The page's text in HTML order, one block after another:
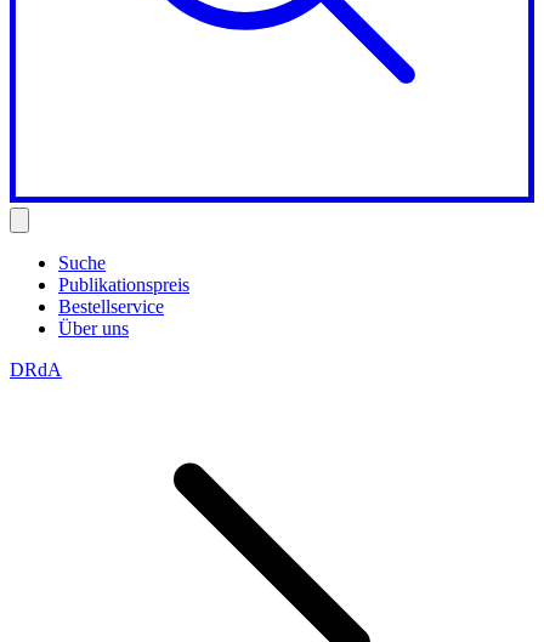
Suche
Publikationspreis
Bestellservice
Über uns
DRdA